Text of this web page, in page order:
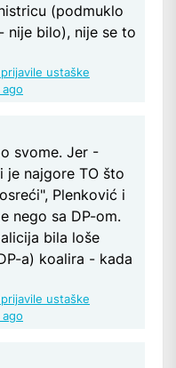
(podmuklo
nije bilo), nije se to
ustaške
svome. Jer -
je najgore TO što
Plenković i
nego sa DP-om.
bila loše
a) koalira - kada
ustaške